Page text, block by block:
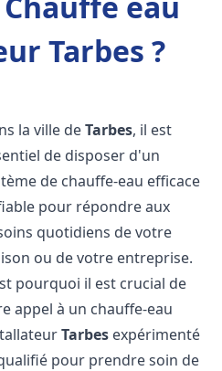
Tarbes ?
la ville deTarbes, il est
de disposer d'un
de chauffe-eau efficace
pour répondre aux
quotidiens de votre
ou de votre entreprise.
pourquoi il est crucial de
appel à un chauffe-eau
Tarbes expérimenté
pour prendre soin de